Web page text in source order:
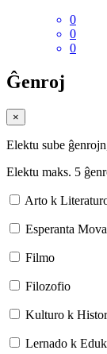
0
0
0
Ĝenroj
×
Elektu sube
Elektu maks. 5
Arto k
Esperanta
Filmo
Filozofio
Kulturo k
Lernado k